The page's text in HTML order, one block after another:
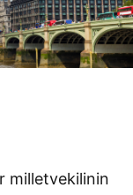
milletvekilinin